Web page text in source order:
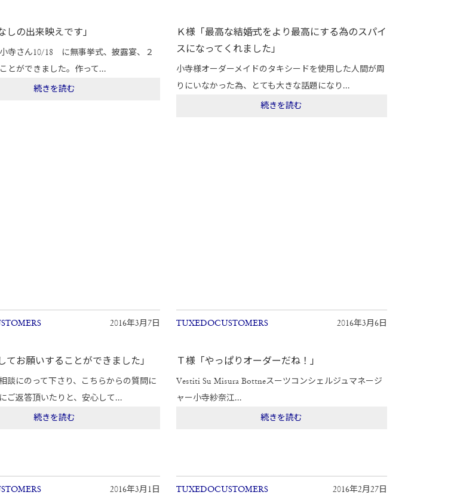
しの出来映えです」
寺さん10/18 に無事挙式、披露宴、２
とができました。作って...
続きを読む
Ｋ様「最高な結婚式をより最高にする為のスパイ
スになってくれました」
小寺様オーダーメイドのタキシードを使用した人間が周
りにいなかった為、とても大きな話題になり...
続きを読む
2016年3月7日
てお願いすることができました」
談にのって下さり、こちらからの質問に
ご返答頂いたりと、安心して...
続きを読む
TUXEDOCUSTOMERS 2016年3月6日
Ｔ様「やっぱりオーダーだね！」
Vestiti Su Misura Bottneスーツコンシェルジュマネージ
ャー小寺紗奈江...
続きを読む
2016年3月1日 TUXEDOCUSTOMERS 2016年2月27日